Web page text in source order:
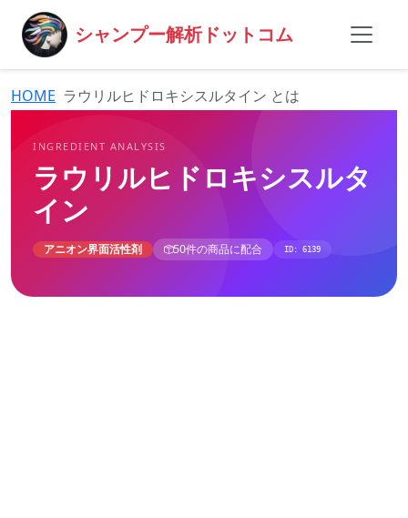
シャンプー解析ドットコム
HOME ラウリルヒドロキシスルタイン とは
INGREDIENT ANALYSIS
ラウリルヒドロキシスルタ
イン
アニオン界面活性剤 50件の商品に配合 ID: 6139